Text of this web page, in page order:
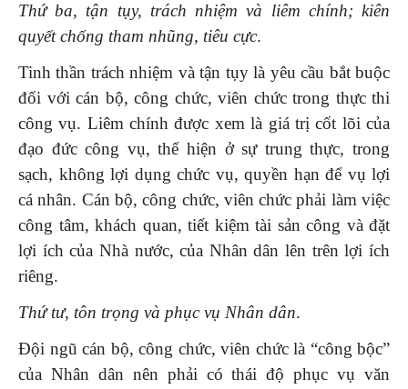
Thứ ba, tận tụy, trách nhiệm và liêm chính; kiên
quyết chống tham nhũng, tiêu cực.
Tinh thần trách nhiệm và tận tụy là yêu cầu bắt buộc
đối với cán bộ, công chức, viên chức trong thực thi
công vụ. Liêm chính được xem là giá trị cốt lõi của
đạo đức công vụ, thể hiện ở sự trung thực, trong
sạch, không lợi dụng chức vụ, quyền hạn để vụ lợi
cá nhân. Cán bộ, công chức, viên chức phải làm việc
công tâm, khách quan, tiết kiệm tài sản công và đặt
lợi ích của Nhà nước, của Nhân dân lên trên lợi ích
riêng.
Thứ tư, tôn trọng và phục vụ Nhân dân.
Đội ngũ cán bộ, công chức, viên chức là “công bộc”
của Nhân dân nên phải có thái độ phục vụ văn